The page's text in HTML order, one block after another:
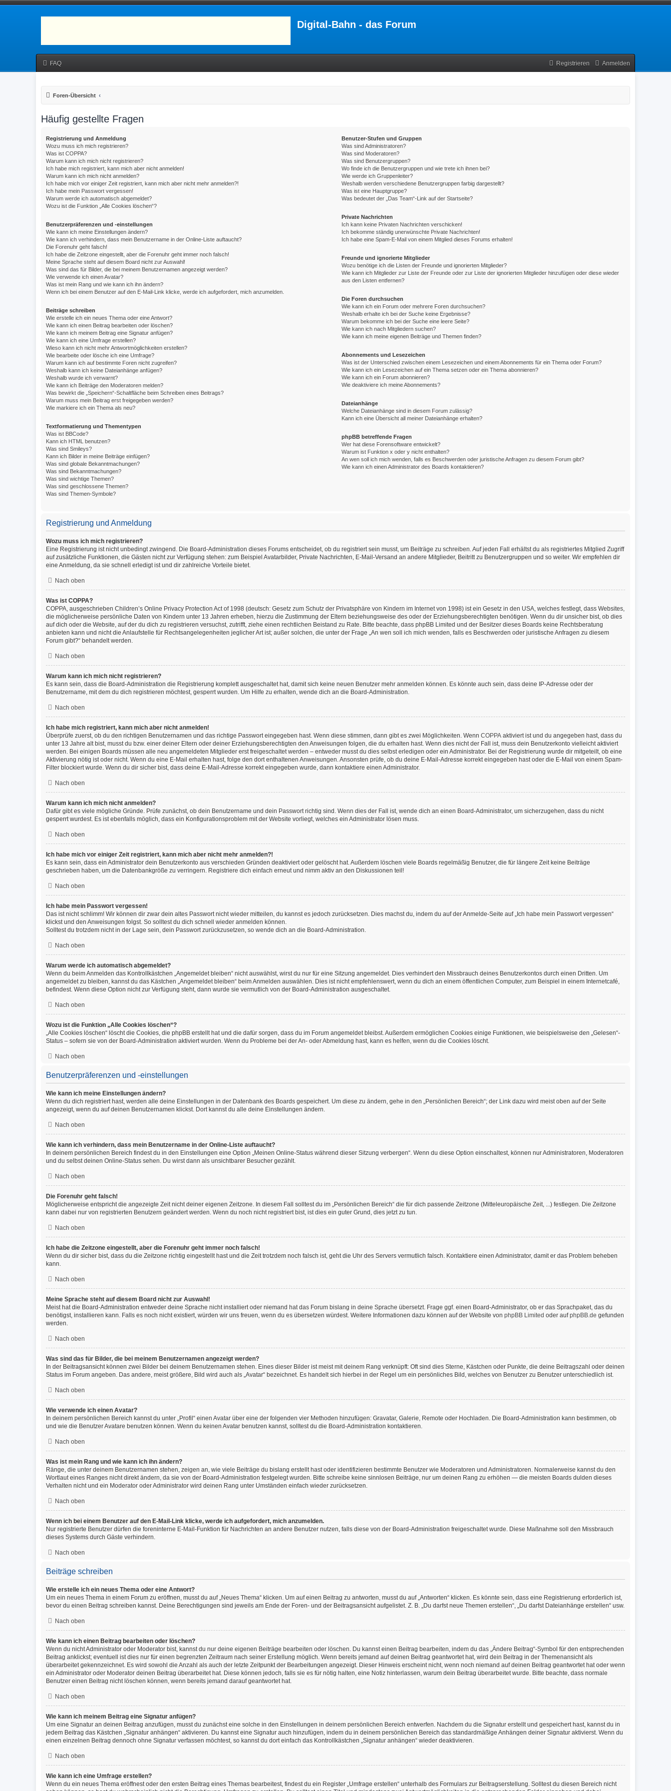
Digital-Bahn - das Forum
FAQ Anmelden
Registrieren
Foren-Übersicht
Häufig gestellte Fragen
Registrierung und Anmeldung
Wozu muss ich mich registrieren?
Was ist COPPA?
Warum kann ich mich nicht registrieren?
Ich habe mich registriert, kann mich aber nicht anmelden!
Warum kann ich mich nicht anmelden?
Ich habe mich vor einiger Zeit registriert, kann mich aber nicht mehr anmelden?!
Ich habe mein Passwort vergessen!
Warum werde ich automatisch abgemeldet?
Wozu ist die Funktion „Alle Cookies löschen“?
Benutzerpräferenzen und -einstellungen
Wie kann ich meine Einstellungen ändern?
Wie kann ich verhindern, dass mein Benutzername in der Online-Liste auftaucht?
Die Forenuhr geht falsch!
Ich habe die Zeitzone eingestellt, aber die Forenuhr geht immer noch falsch!
Meine Sprache steht auf diesem Board nicht zur Auswahl!
Was sind das für Bilder, die bei meinem Benutzernamen angezeigt werden?
Wie verwende ich einen Avatar?
Was ist mein Rang und wie kann ich ihn ändern?
Wenn ich bei einem Benutzer auf den E-Mail-Link klicke, werde ich aufgefordert, mich anzumelden.
Beiträge schreiben
Wie erstelle ich ein neues Thema oder eine Antwort?
Wie kann ich einen Beitrag bearbeiten oder löschen?
Wie kann ich meinem Beitrag eine Signatur anfügen?
Wie kann ich eine Umfrage erstellen?
Wieso kann ich nicht mehr Antwortmöglichkeiten erstellen?
Wie bearbeite oder lösche ich eine Umfrage?
Warum kann ich auf bestimmte Foren nicht zugreifen?
Weshalb kann ich keine Dateianhänge anfügen?
Weshalb wurde ich verwarnt?
Wie kann ich Beiträge den Moderatoren melden?
Was bewirkt die „Speichern“-Schaltfläche beim Schreiben eines Beitrags?
Warum muss mein Beitrag erst freigegeben werden?
Wie markiere ich ein Thema als neu?
Textformatierung und Thementypen
Was ist BBCode?
Kann ich HTML benutzen?
Was sind Smileys?
Kann ich Bilder in meine Beiträge einfügen?
Was sind globale Bekanntmachungen?
Was sind Bekanntmachungen?
Was sind wichtige Themen?
Was sind geschlossene Themen?
Was sind Themen-Symbole?
Benutzer-Stufen und Gruppen
Was sind Administratoren?
Was sind Moderatoren?
Was sind Benutzergruppen?
Wo finde ich die Benutzergruppen und wie trete ich ihnen bei?
Wie werde ich Gruppenleiter?
Weshalb werden verschiedene Benutzergruppen farbig dargestellt?
Was ist eine Hauptgruppe?
Was bedeutet der „Das Team“-Link auf der Startseite?
Private Nachrichten
Ich kann keine Privaten Nachrichten verschicken!
Ich bekomme ständig unerwünschte Private Nachrichten!
Ich habe eine Spam-E-Mail von einem Mitglied dieses Forums erhalten!
Freunde und ignorierte Mitglieder
Wozu benötige ich die Listen der Freunde und ignorierten Mitglieder?
Wie kann ich Mitglieder zur Liste der Freunde oder zur Liste der ignorierten Mitglieder hinzufügen oder diese wieder
aus den Listen entfernen?
Die Foren durchsuchen
Wie kann ich ein Forum oder mehrere Foren durchsuchen?
Weshalb erhalte ich bei der Suche keine Ergebnisse?
Warum bekomme ich bei der Suche eine leere Seite?
Wie kann ich nach Mitgliedern suchen?
Wie kann ich meine eigenen Beiträge und Themen finden?
Abonnements und Lesezeichen
Was ist der Unterschied zwischen einem Lesezeichen und einem Abonnements für ein Thema oder Forum?
Wie kann ich ein Lesezeichen auf ein Thema setzen oder ein Thema abonnieren?
Wie kann ich ein Forum abonnieren?
Wie deaktiviere ich meine Abonnements?
Dateianhänge
Welche Dateianhänge sind in diesem Forum zulässig?
Kann ich eine Übersicht all meiner Dateianhänge erhalten?
phpBB betreffende Fragen
Wer hat diese Forensoftware entwickelt?
Warum ist Funktion x oder y nicht enthalten?
An wen soll ich mich wenden, falls es Beschwerden oder juristische Anfragen zu diesem Forum gibt?
Wie kann ich einen Administrator des Boards kontaktieren?
Registrierung und Anmeldung
Wozu muss ich mich registrieren?
Eine Registrierung ist nicht unbedingt zwingend. Die Board-Administration dieses Forums entscheidet, ob du registriert sein musst, um Beiträge zu schreiben. Auf jeden Fall erhältst du als registriertes Mitglied Zugriff
auf zusätzliche Funktionen, die Gästen nicht zur Verfügung stehen: zum Beispiel Avatarbilder, Private Nachrichten, E-Mail-Versand an andere Mitglieder, Beitritt zu Benutzergruppen und so weiter. Wir empfehlen dir
eine Anmeldung, da sie schnell erledigt ist und dir zahlreiche Vorteile bietet.
Nach oben
Was ist COPPA?
COPPA, ausgeschrieben Children’s Online Privacy Protection Act of 1998 (deutsch: Gesetz zum Schutz der Privatsphäre von Kindern im Internet von 1998) ist ein Gesetz in den USA, welches festlegt, dass Websites,
die möglicherweise persönliche Daten von Kindern unter 13 Jahren erheben, hierzu die Zustimmung der Eltern beziehungsweise des oder der Erziehungsberechtigten benötigen. Wenn du dir unsicher bist, ob dies
auf dich oder die Website, auf der du dich zu registrieren versuchst, zutrifft, ziehe einen rechtlichen Beistand zu Rate. Bitte beachte, dass phpBB Limited und der Besitzer dieses Boards keine Rechtsberatung
anbieten kann und nicht die Anlaufstelle für Rechtsangelegenheiten jeglicher Art ist; außer solchen, die unter der Frage „An wen soll ich mich wenden, falls es Beschwerden oder juristische Anfragen zu diesem
Forum gibt?“ behandelt werden.
Nach oben
Warum kann ich mich nicht registrieren?
Es kann sein, dass die Board-Administration die Registrierung komplett ausgeschaltet hat, damit sich keine neuen Benutzer mehr anmelden können. Es könnte auch sein, dass deine IP-Adresse oder der
Benutzername, mit dem du dich registrieren möchtest, gesperrt wurden. Um Hilfe zu erhalten, wende dich an die Board-Administration.
Nach oben
Ich habe mich registriert, kann mich aber nicht anmelden!
Überprüfe zuerst, ob du den richtigen Benutzernamen und das richtige Passwort eingegeben hast. Wenn diese stimmen, dann gibt es zwei Möglichkeiten. Wenn COPPA aktiviert ist und du angegeben hast, dass du
unter 13 Jahre alt bist, musst du bzw. einer deiner Eltern oder deiner Erziehungsberechtigten den Anweisungen folgen, die du erhalten hast. Wenn dies nicht der Fall ist, muss dein Benutzerkonto vielleicht aktiviert
werden. Bei einigen Boards müssen alle neu angemeldeten Mitglieder erst freigeschaltet werden – entweder musst du dies selbst erledigen oder ein Administrator. Bei der Registrierung wurde dir mitgeteilt, ob eine
Aktivierung nötig ist oder nicht. Wenn du eine E-Mail erhalten hast, folge den dort enthaltenen Anweisungen. Ansonsten prüfe, ob du deine E-Mail-Adresse korrekt eingegeben hast oder die E-Mail von einem Spam-
Filter blockiert wurde. Wenn du dir sicher bist, dass deine E-Mail-Adresse korrekt eingegeben wurde, dann kontaktiere einen Administrator.
Nach oben
Warum kann ich mich nicht anmelden?
Dafür gibt es viele mögliche Gründe. Prüfe zunächst, ob dein Benutzername und dein Passwort richtig sind. Wenn dies der Fall ist, wende dich an einen Board-Administrator, um sicherzugehen, dass du nicht
gesperrt wurdest. Es ist ebenfalls möglich, dass ein Konfigurationsproblem mit der Website vorliegt, welches ein Administrator lösen muss.
Nach oben
Ich habe mich vor einiger Zeit registriert, kann mich aber nicht mehr anmelden?!
Es kann sein, dass ein Administrator dein Benutzerkonto aus verschieden Gründen deaktiviert oder gelöscht hat. Außerdem löschen viele Boards regelmäßig Benutzer, die für längere Zeit keine Beiträge
geschrieben haben, um die Datenbankgröße zu verringern. Registriere dich einfach erneut und nimm aktiv an den Diskussionen teil!
Nach oben
Ich habe mein Passwort vergessen!
Das ist nicht schlimm! Wir können dir zwar dein altes Passwort nicht wieder mitteilen, du kannst es jedoch zurücksetzen. Dies machst du, indem du auf der Anmelde-Seite auf „Ich habe mein Passwort vergessen“
klickst und den Anweisungen folgst. So solltest du dich schnell wieder anmelden können.
Solltest du trotzdem nicht in der Lage sein, dein Passwort zurückzusetzen, so wende dich an die Board-Administration.
Nach oben
Warum werde ich automatisch abgemeldet?
Wenn du beim Anmelden das Kontrollkästchen „Angemeldet bleiben“ nicht auswählst, wirst du nur für eine Sitzung angemeldet. Dies verhindert den Missbrauch deines Benutzerkontos durch einen Dritten. Um
angemeldet zu bleiben, kannst du das Kästchen „Angemeldet bleiben“ beim Anmelden auswählen. Dies ist nicht empfehlenswert, wenn du dich an einem öffentlichen Computer, zum Beispiel in einem Internetcafé,
befindest. Wenn diese Option nicht zur Verfügung steht, dann wurde sie vermutlich von der Board-Administration ausgeschaltet.
Nach oben
Wozu ist die Funktion „Alle Cookies löschen“?
„Alle Cookies löschen“ löscht die Cookies, die phpBB erstellt hat und die dafür sorgen, dass du im Forum angemeldet bleibst. Außerdem ermöglichen Cookies einige Funktionen, wie beispielsweise den „Gelesen“-
Status – sofern sie von der Board-Administration aktiviert wurden. Wenn du Probleme bei der An- oder Abmeldung hast, kann es helfen, wenn du die Cookies löscht.
Nach oben
Benutzerpräferenzen und -einstellungen
Wie kann ich meine Einstellungen ändern?
Wenn du dich registriert hast, werden alle deine Einstellungen in der Datenbank des Boards gespeichert. Um diese zu ändern, gehe in den „Persönlichen Bereich“; der Link dazu wird meist oben auf der Seite
angezeigt, wenn du auf deinen Benutzernamen klickst. Dort kannst du alle deine Einstellungen ändern.
Nach oben
Wie kann ich verhindern, dass mein Benutzername in der Online-Liste auftaucht?
In deinem persönlichen Bereich findest du in den Einstellungen eine Option „Meinen Online-Status während dieser Sitzung verbergen“. Wenn du diese Option einschaltest, können nur Administratoren, Moderatoren
und du selbst deinen Online-Status sehen. Du wirst dann als unsichtbarer Besucher gezählt.
Nach oben
Die Forenuhr geht falsch!
Möglicherweise entspricht die angezeigte Zeit nicht deiner eigenen Zeitzone. In diesem Fall solltest du im „Persönlichen Bereich“ die für dich passende Zeitzone (Mitteleuropäische Zeit, ...) festlegen. Die Zeitzone
kann dabei nur von registrierten Benutzern geändert werden. Wenn du noch nicht registriert bist, ist dies ein guter Grund, dies jetzt zu tun.
Nach oben
Ich habe die Zeitzone eingestellt, aber die Forenuhr geht immer noch falsch!
Wenn du dir sicher bist, dass du die Zeitzone richtig eingestellt hast und die Zeit trotzdem noch falsch ist, geht die Uhr des Servers vermutlich falsch. Kontaktiere einen Administrator, damit er das Problem beheben
kann.
Nach oben
Meine Sprache steht auf diesem Board nicht zur Auswahl!
Meist hat die Board-Administration entweder deine Sprache nicht installiert oder niemand hat das Forum bislang in deine Sprache übersetzt. Frage ggf. einen Board-Administrator, ob er das Sprachpaket, das du
benötigst, installieren kann. Falls es noch nicht existiert, würden wir uns freuen, wenn du es übersetzen würdest. Weitere Informationen dazu können auf der Website von phpBB Limited oder aufphpBB.de gefunden
werden.
Nach oben
Was sind das für Bilder, die bei meinem Benutzernamen angezeigt werden?
In der Beitragsansicht können zwei Bilder bei deinem Benutzernamen stehen. Eines dieser Bilder ist meist mit deinem Rang verknüpft: Oft sind dies Sterne, Kästchen oder Punkte, die deine Beitragszahl oder deinen
Status im Forum angeben. Das andere, meist größere, Bild wird auch als „Avatar“ bezeichnet. Es handelt sich hierbei in der Regel um ein persönliches Bild, welches von Benutzer zu Benutzer unterschiedlich ist.
Nach oben
Wie verwende ich einen Avatar?
In deinem persönlichen Bereich kannst du unter „Profil“ einen Avatar über eine der folgenden vier Methoden hinzufügen: Gravatar, Galerie, Remote oder Hochladen. Die Board-Administration kann bestimmen, ob
und wie die Benutzer Avatare benutzen können. Wenn du keinen Avatar benutzen kannst, solltest du die Board-Administration kontaktieren.
Nach oben
Was ist mein Rang und wie kann ich ihn ändern?
Ränge, die unter deinem Benutzernamen stehen, zeigen an, wie viele Beiträge du bislang erstellt hast oder identifizieren bestimmte Benutzer wie Moderatoren und Administratoren. Normalerweise kannst du den
Wortlaut eines Ranges nicht direkt ändern, da sie von der Board-Administration festgelegt wurden. Bitte schreibe keine sinnlosen Beiträge, nur um deinen Rang zu erhöhen — die meisten Boards dulden dieses
Verhalten nicht und ein Moderator oder Administrator wird deinen Rang unter Umständen einfach wieder zurücksetzen.
Nach oben
Wenn ich bei einem Benutzer auf den E-Mail-Link klicke, werde ich aufgefordert, mich anzumelden.
Nur registrierte Benutzer dürfen die foreninterne E-Mail-Funktion für Nachrichten an andere Benutzer nutzen, falls diese von der Board-Administration freigeschaltet wurde. Diese Maßnahme soll den Missbrauch
dieses Systems durch Gäste verhindern.
Nach oben
Beiträge schreiben
Wie erstelle ich ein neues Thema oder eine Antwort?
Um ein neues Thema in einem Forum zu eröffnen, musst du auf „Neues Thema“ klicken. Um auf einen Beitrag zu antworten, musst du auf „Antworten“ klicken. Es könnte sein, dass eine Registrierung erforderlich ist,
bevor du einen Beitrag schreiben kannst. Deine Berechtigungen sind jeweils am Ende der Foren- und der Beitragsansicht aufgelistet. Z. B. „Du darfst neue Themen erstellen“, „Du darfst Dateianhänge erstellen“ usw.
Nach oben
Wie kann ich einen Beitrag bearbeiten oder löschen?
Wenn du nicht Administrator oder Moderator bist, kannst du nur deine eigenen Beiträge bearbeiten oder löschen. Du kannst einen Beitrag bearbeiten, indem du das „Ändere Beitrag“-Symbol für den entsprechenden
Beitrag anklickst; eventuell ist dies nur für einen begrenzten Zeitraum nach seiner Erstellung möglich. Wenn bereits jemand auf deinen Beitrag geantwortet hat, wird dein Beitrag in der Themenansicht als
überarbeitet gekennzeichnet. Es wird sowohl die Anzahl als auch der letzte Zeitpunkt der Bearbeitungen angezeigt. Dieser Hinweis erscheint nicht, wenn noch niemand auf deinen Beitrag geantwortet hat oder wenn
ein Administrator oder Moderator deinen Beitrag überarbeitet hat. Diese können jedoch, falls sie es für nötig halten, eine Notiz hinterlassen, warum dein Beitrag überarbeitet wurde. Bitte beachte, dass normale
Benutzer einen Beitrag nicht löschen können, wenn bereits jemand darauf geantwortet hat.
Nach oben
Wie kann ich meinem Beitrag eine Signatur anfügen?
Um eine Signatur an deinen Beitrag anzufügen, musst du zunächst eine solche in den Einstellungen in deinem persönlichen Bereich entwerfen. Nachdem du die Signatur erstellt und gespeichert hast, kannst du in
jedem Beitrag das Kästchen „Signatur anhängen“ aktivieren. Du kannst eine Signatur auch hinzufügen, indem du in deinem persönlichen Bereich das standardmäßige Anhängen deiner Signatur aktivierst. Wenn du
einen einzelnen Beitrag dennoch ohne Signatur verfassen möchtest, so kannst du dort einfach das Kontrollkästchen „Signatur anhängen“ wieder deaktivieren.
Nach oben
Wie kann ich eine Umfrage erstellen?
Wenn du ein neues Thema eröffnest oder den ersten Beitrag eines Themas bearbeitest, findest du ein Register „Umfrage erstellen“ unterhalb des Formulars zur Beitragserstellung. Solltest du diesen Bereich nicht